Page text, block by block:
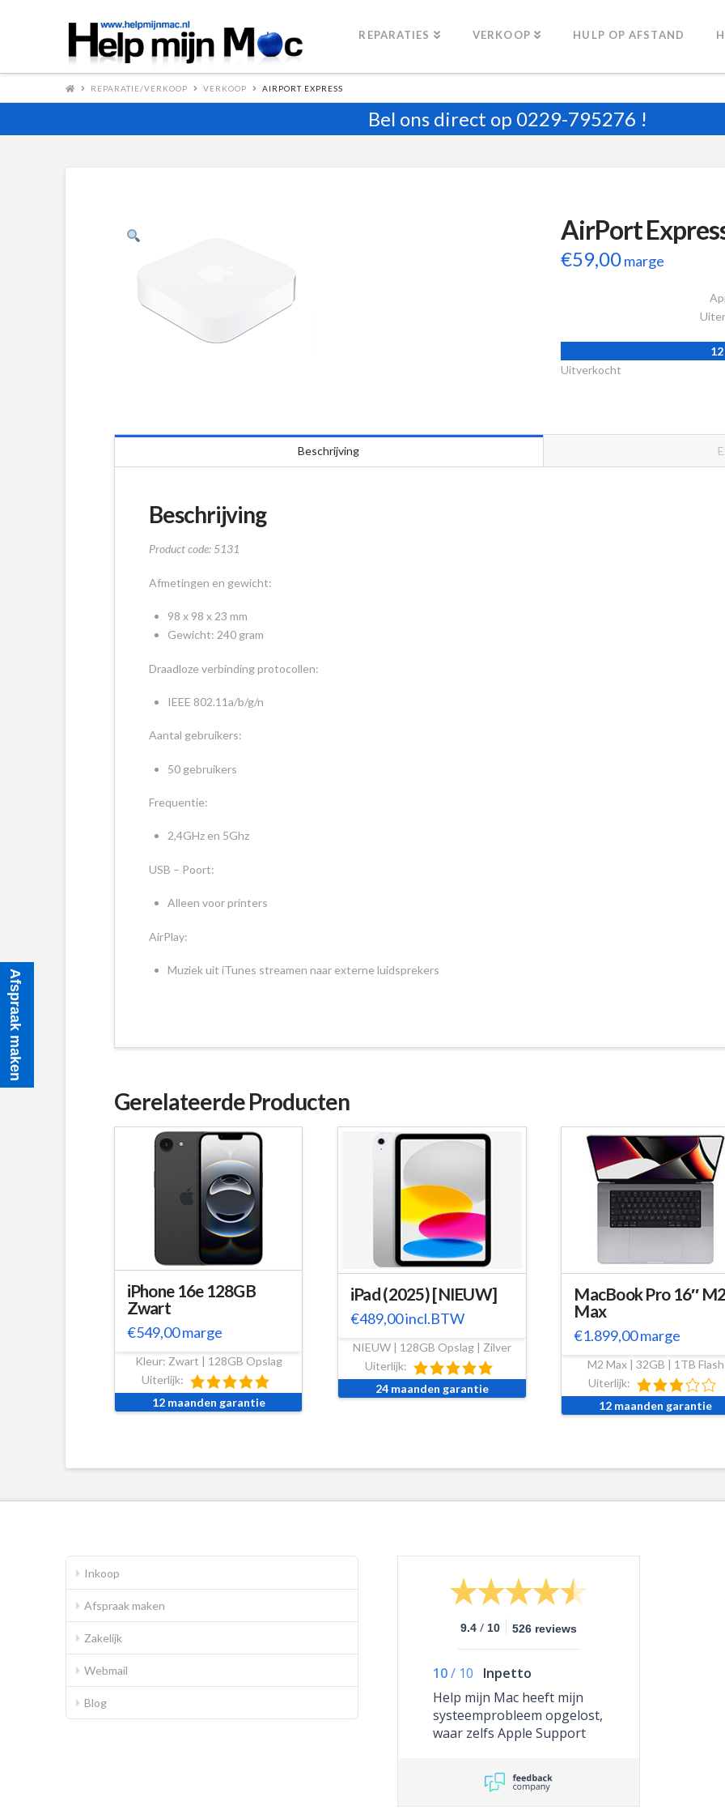
REPARATIES VERKOOP HULP OP AFSTAND
REPARATIE/VERKOOP VERKOOP AIRPORT EXPRESS
Bel ons direct op 0229-795276 !
AirPort
€59,00marge
Uitverkocht
Beschrijving
Beschrijving
Product code: 5131
Afmetingen en gewicht:
98 x 98 x 23 mm
Gewicht: 240 gram
Draadloze verbinding protocollen:
IEEE 802.11a/b/g/n
Aantal gebruikers:
50 gebruikers
Frequentie:
2,4GHz en 5Ghz
USB – Poort:
Alleen voor printers
AirPlay:
Muziek uit iTunes streamen naar externe luidsprekers
Gerelateerde Producten
iPhone 16e 128GB
Zwart
€549,00marge
Kleur: Zwart | 128GB Opslag
Uiterlijk:
12 maanden garantie
iPad (2025) [NIEUW]
€489,00incl.BTW
NIEUW | 128GB Opslag | Zilver
Uiterlijk:
24 maanden garantie
MacBook Pro 16″ M2
Max
€1.899,00marge
M2 Max | 32GB | 1TB Flash
Uiterlijk:
12 maanden garantie
Inkoop
Afspraak maken
Zakelijk
Webmail
Blog
9.4 / 10 526 reviews
10/ 10
Inpetto
Help mijn Mac heeft mijn
systeemprobleem opgelost,
waar zelfs Apple Support
Afspraak maken